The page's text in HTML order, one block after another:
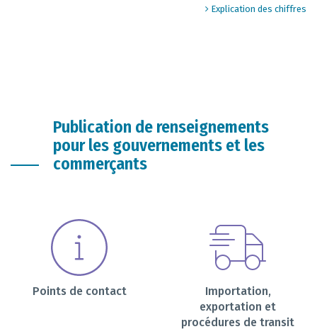
Explication des chiffres
Publication de renseignements
pour les gouvernements et les
commerçants
Points de contact
Importation,
exportation et
procédures de transit